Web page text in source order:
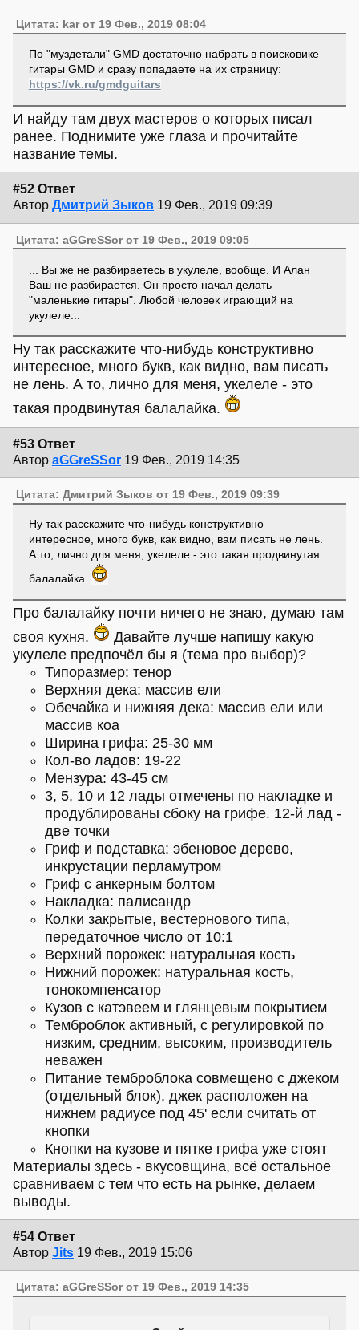
Цитата: kar от 19 Фев., 2019 08:04
По "муздетали" GMD достаточно набрать в поисковике
гитары GMD и сразу попадаете на их страницу:
https://vk.ru/gmdguitars
И найду там двух мастеров о которых писал
ранее. Поднимите уже глаза и прочитайте
название темы.
#52 Ответ
Автор Дмитрий Зыков 19 Фев., 2019 09:39
Цитата: aGGreSSor от 19 Фев., 2019 09:05
... Вы же не разбираетесь в укулеле, вообще. И Алан
Ваш не разбирается. Он просто начал делать
"маленькие гитары". Любой человек играющий на
укулеле...
Ну так расскажите что-нибудь конструктивно
интересное, много букв, как видно, вам писать
не лень. А то, лично для меня, укелеле - это
такая продвинутая балалайка.
#53 Ответ
Автор aGGreSSor 19 Фев., 2019 14:35
Цитата: Дмитрий Зыков от 19 Фев., 2019 09:39
Ну так расскажите что-нибудь конструктивно
интересное, много букв, как видно, вам писать не лень.
А то, лично для меня, укелеле - это такая продвинутая
балалайка.
Про балалайку почти ничего не знаю, думаю там
своя кухня.
Давайте лучше напишу какую
укулеле предпочёл бы я (тема про выбор)?
Типоразмер: тенор
Верхняя дека: массив ели
Обечайка и нижняя дека: массив ели или
массив коа
Ширина грифа: 25-30 мм
Кол-во ладов: 19-22
Мензура: 43-45 см
3, 5, 10 и 12 лады отмечены по накладке и
продублированы сбоку на грифе. 12-й лад -
две точки
Гриф и подставка: эбеновое дерево,
инкрустации перламутром
Гриф с анкерным болтом
Накладка: палисандр
Колки закрытые, вестернового типа,
передаточное число от 10:1
Верхний порожек: натуральная кость
Нижний порожек: натуральная кость,
тонокомпенсатор
Кузов с катэвеем и глянцевым покрытием
Темброблок активный, с регулировкой по
низким, средним, высоким, производитель
неважен
Питание темброблока совмещено с джеком
(отдельный блок), джек расположен на
нижнем радиусе под 45' если считать от
кнопки
Кнопки на кузове и пятке грифа уже стоят
Материалы здесь - вкусовщина, всё остальное
сравниваем с тем что есть на рынке, делаем
выводы.
#54 Ответ
Автор Jits 19 Фев., 2019 15:06
Цитата: aGGreSSor от 19 Фев., 2019 14:35